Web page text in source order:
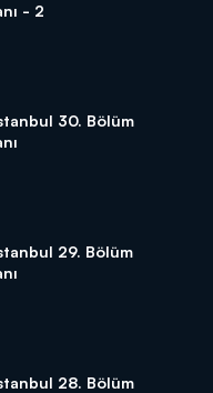
- 2
30. Bölüm
29. Bölüm
28. Bölüm